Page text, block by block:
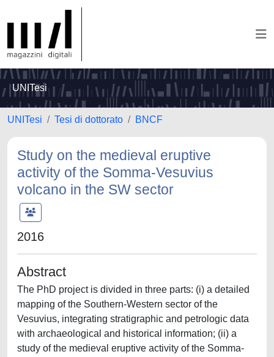
UNITesi
UNITesi Tesi di dottorato BNCF
Study on the medieval eruptive
activity of the Somma-Vesuvius
volcano in the SW sector
2016
Abstract
The PhD project is divided in three parts: (i) a detailed
mapping of the Southern-Western sector of the
Vesuvius, integrating stratigraphic and petrologic data
with archaeological and historical information; (ii) a
study of the medieval eruptive activity of the Somma-